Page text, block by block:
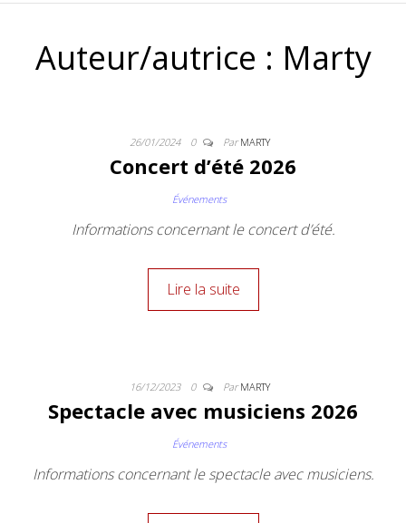
ANNICK ST-
JEAN
Auteur/autrice : Marty
26/01/2024 0 ParMARTY
Concert d’été 2026
Événements
Informations concernant le concert d’été.
Lire la suite
16/12/2023 0 ParMARTY
Spectacle avec musiciens 2026
Événements
Informations concernant le spectacle avec musiciens.